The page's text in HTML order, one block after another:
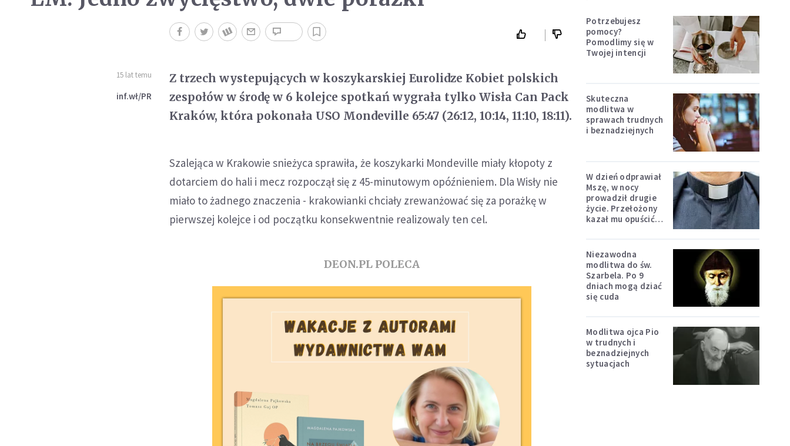
15 lat temu
inf.wł/PR
Z trzech wystepujących w koszykarskiej Eurolidze Kobiet polskich
zespołów w środę w 6 kolejce spotkań wygrała tylko Wisła Can Pack
Kraków, która pokonała USO Mondeville 65:47 (26:12, 10:14, 11:10, 18:11).
Szalejąca w Krakowie snieżyca sprawiła, że koszykarki Mondeville miały kłopoty z
dotarciem do hali i mecz rozpoczął się z 45-minutowym opóźnieniem. Dla Wisły nie
miało to żadnego znaczenia - krakowianki chciały zrewanżować się za porażkę w
pierwszej kolejce i od początku konsekwentnie realizowaly ten cel.
DEON.PL POLECA
Potrzebujesz
pomocy?
Pomodlimy się w
Twojej intencji
Skuteczna
modlitwa w
sprawach trudnych
i beznadziejnych
W dzień odprawiał
Mszę, w nocy
prowadził drugie
życie. Przełożony
kazał mu opuścić
Niezawodna
modlitwa do św.
Szarbela. Po 9
dniach mogą dziać
się cuda
Modlitwa ojca Pio
w trudnych i
beznadziejnych
sytuacjach